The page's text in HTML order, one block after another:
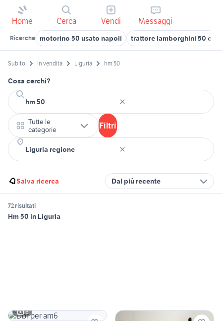
Home Cerca Vendi Messaggi
Ricerche motorino 50 usato napoli trattore lamborghini 50 cv
Subito In vendita Liguria hm 50
Cosa cerchi?
Tutte le
categorie
Filtri
Salva ricerca Dal più recente
72 risultati
Hm 50 in Liguria
6